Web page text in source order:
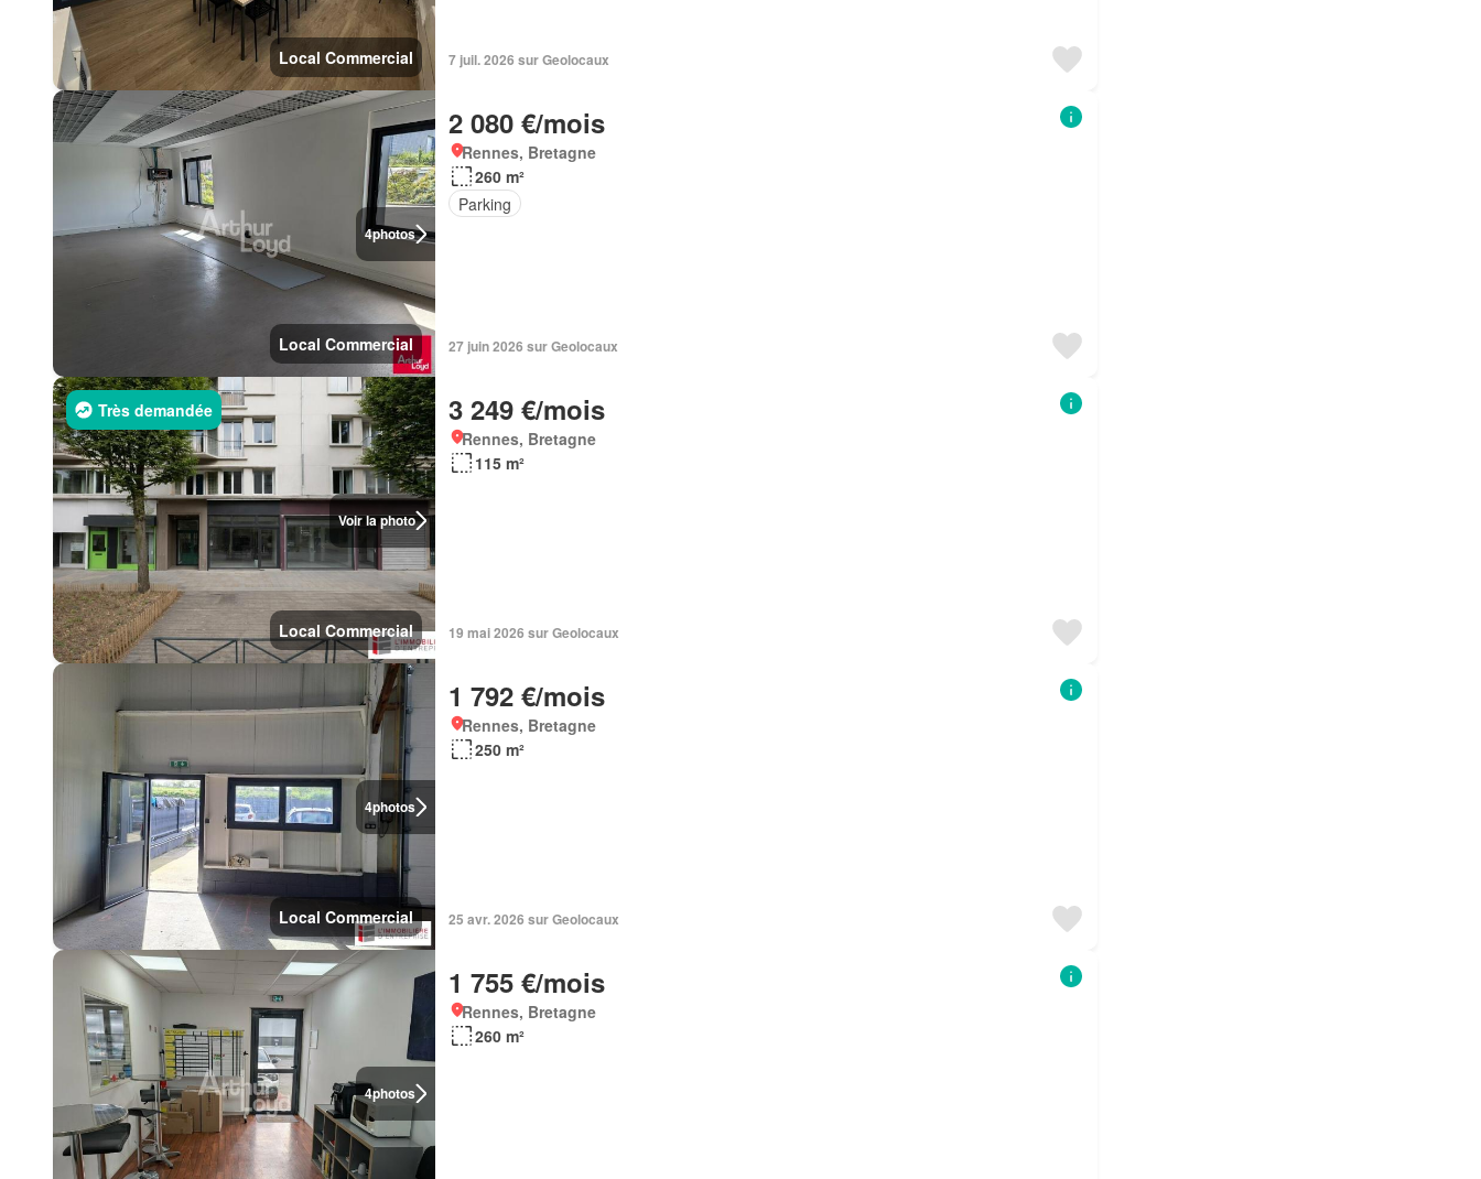
Local Commercial 7 juil. 2026 sur Geolocaux
4photos
Local Commercial
2 080 €/mois
Rennes, Bretagne
260 m²
Parking
27 juin 2026 sur Geolocaux
Voir la photo
Très demandée
Local Commercial
3 249 €/mois
Rennes, Bretagne
115 m²
19 mai 2026 sur Geolocaux
4photos
Local Commercial
1 792 €/mois
Rennes, Bretagne
250 m²
25 avr. 2026 sur Geolocaux
4photos
1 755 €/mois
Rennes, Bretagne
260 m²